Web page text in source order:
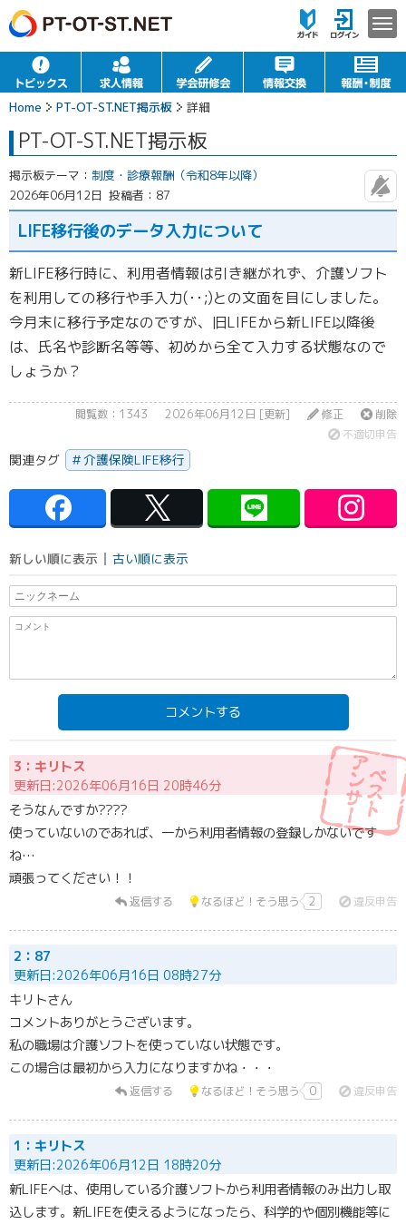
Home PT-OT-ST.NET掲示板 詳細
PT-OT-ST.NET掲示板
掲示板テーマ： 制度・診療報酬（令和8年以降）
2026年06月12日 投稿者：87
LIFE移行後のデータ入力について
新LIFE移行時に、利用者情報は引き継がれず、介護ソフト
を利用しての移行や手入力(･･;)との文面を目にしました。
今月末に移行予定なのですが、旧LIFEから新LIFE以降後
は、氏名や診断名等等、初めから全て入力する状態なので
しょうか？
閲覧数：1343 2026年06月12日 [更新] 修正
削除
不適切申告
関連タグ 介護保険LIFE移行
新しい順に表示 古い順に表示
コメントする
3：キリトス
更新日:2026年06月16日 20時46分
そうなんですか????
使っていないのであれば、一から利用者情報の登録しかないです
ね…
頑張ってください！！
返信する なるほど！そう思う 2 違反申告
2：87
更新日:2026年06月16日 08時27分
キリトさん
コメントありがとうございます。
私の職場は介護ソフトを使っていない状態です。
この場合は最初から入力になりますかね・・・
返信する なるほど！そう思う 0 違反申告
1：キリトス
更新日:2026年06月12日 18時20分
新LIFEへは、使用している介護ソフトから利用者情報のみ出力し取
込します。新LIFEを使えるようになったら、科学的や個別機能等に